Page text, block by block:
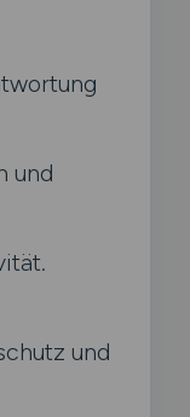
und
und